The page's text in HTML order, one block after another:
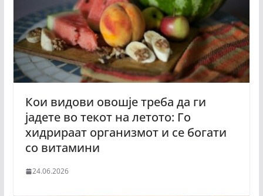
Кои видови овошје треба да ги
јадете во текот на летото: Го
хидрираат организмот и се богати
со витамини
24.06.2026